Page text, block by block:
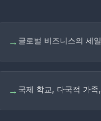
→ 글로벌 비즈니스의 세
→ 국제 학교, 다국적 가